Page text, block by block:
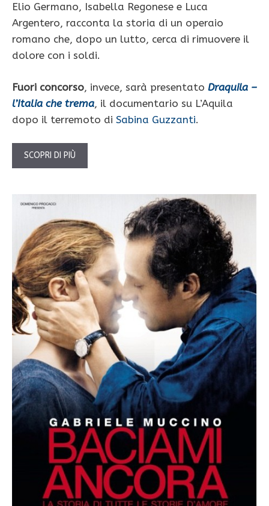
Elio Germano, Isabella Regonese e Luca
Argentero, racconta la storia di un operaio
romano che, dopo un lutto, cerca di rimuovere il
dolore con i soldi.
Fuori concorso, invece, sarà presentato Draquila –
l’Italia che trema, il documentario su L’Aquila
dopo il terremoto di Sabina Guzzanti.
SCOPRI DI PIÙ